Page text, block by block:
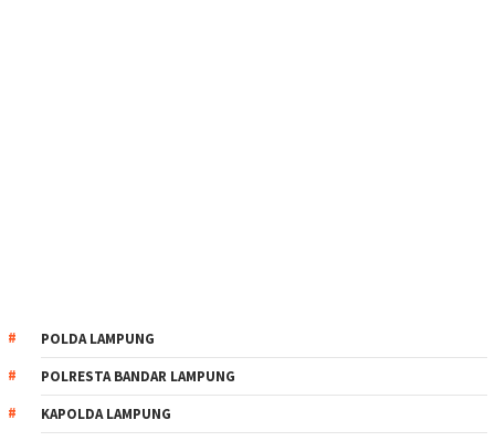
POLDA LAMPUNG
POLRESTA BANDAR LAMPUNG
KAPOLDA LAMPUNG